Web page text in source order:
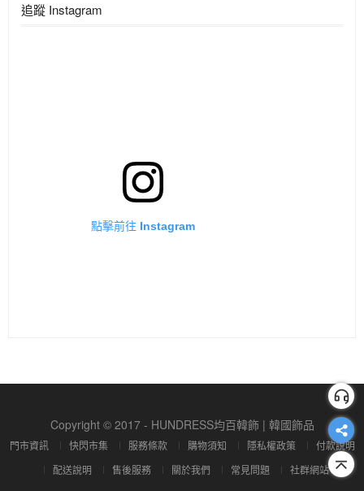
追蹤 Instagram
點擊前往 Instagram
Copyright © 2017 - HUNDRESS均百韓飾 | 韓國飾品
門市資訊 快閃市集 服務條款 購物須知 隱私權政策
付款說明
配送說明
售後服務 關於我們 常見問題 社群網站